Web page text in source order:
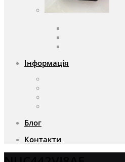
Інформація
Блог
Контакти